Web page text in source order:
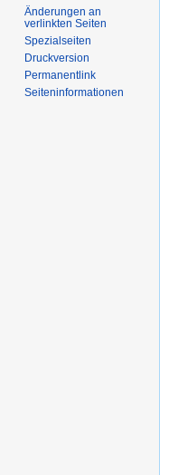
Änderungen an
verlinkten Seiten
Spezialseiten
Druckversion
Permanentlink
Seiten­­informationen